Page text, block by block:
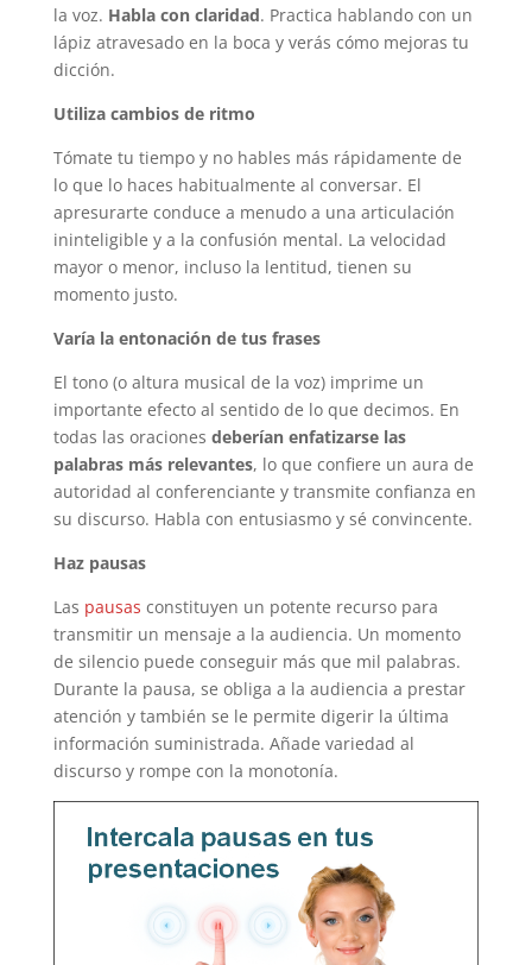
la voz. Habla con claridad. Practica hablando con un
lápiz atravesado en la boca y verás cómo mejoras tu
dicción.
Utiliza cambios de ritmo
Tómate tu tiempo y no hables más rápidamente de
lo que lo haces habitualmente al conversar. El
apresurarte conduce a menudo a una articulación
ininteligible y a la confusión mental. La velocidad
mayor o menor, incluso la lentitud, tienen su
momento justo.
Varía la entonación de tus frases
El tono (o altura musical de la voz) imprime un
importante efecto al sentido de lo que decimos. En
todas las oraciones deberían enfatizarse las
palabras más relevantes, lo que confiere un aura de
autoridad al conferenciante y transmite confianza en
su discurso. Habla con entusiasmo y sé convincente.
Haz pausas
Las pausas constituyen un potente recurso para
transmitir un mensaje a la audiencia. Un momento
de silencio puede conseguir más que mil palabras.
Durante la pausa, se obliga a la audiencia a prestar
atención y también se le permite digerir la última
información suministrada. Añade variedad al
discurso y rompe con la monotonía.